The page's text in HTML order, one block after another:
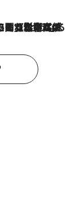
く？《エネルギー専門家に聞く“どうなる日本の暮らし”》